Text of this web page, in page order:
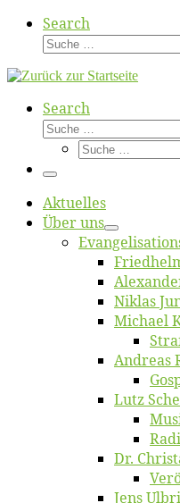
Search
Suche
Search
Suche
Suche
Menü
Ak­tu­el­les
Über uns
Ni­klas
Mi­cha­el
An­dre­as
Lutz
Dr.
Jens